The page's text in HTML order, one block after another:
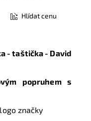
Hlídat cenu
- taštička - David
popruhem s
značky